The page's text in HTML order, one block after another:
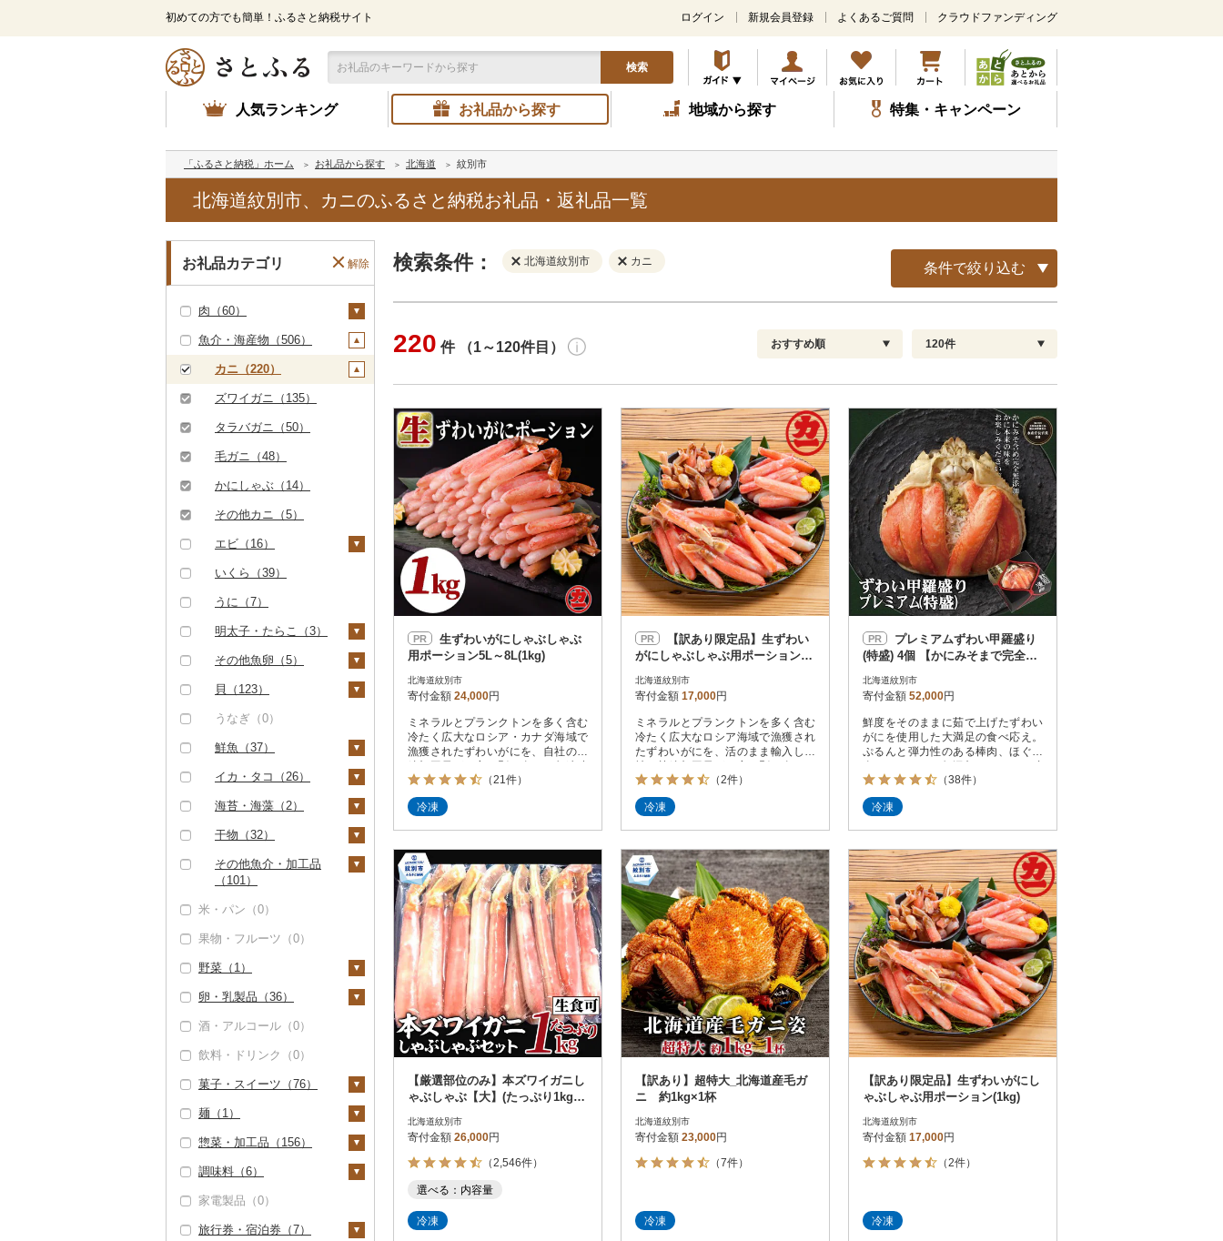
初めての方でも簡単！ふるさと納税サイト
メ
ン
コ
ン
テ
ツ
ッ
ログイン 新規会員登録 よくあるご質問 クラウドファンディング
検索
人気ランキング お礼品から探す 地域から探す 特集・キャンペーン
「ふるさと納税」ホーム お礼品から探す 北海道 紋別市
北海道紋別市、カニのふるさと納税お礼品・返礼品一覧
お礼品カテゴリ 解除
肉（60）
牛肉（精肉）（15）
ステーキ（4）
すき焼き（0）
しゃぶしゃぶ（0）
焼肉（7）
牛タン（1）
和牛（2）
黒毛和牛（0）
白老牛（0）
仙台牛（0）
米沢牛（0）
山形牛（0）
常陸牛（0）
上州牛（0）
飛騨牛（0）
近江牛（0）
神戸牛・神戸ビーフ
土佐あかうし（0）
佐賀牛（0）
長崎和牛（0）
あか牛（0）
宮崎牛（0）
その他牛肉（精肉）
牛肉（加工品）（2
0）
（0）
その他牛肉（加工品）
（3）
8）
ハンバーグ（8）
もつ鍋（0）
ハム（0）
ソーセージ・ウインナ
ベーコン・サラミ
（0）
その他豚肉（加工品）
（7）
鶏肉（5）
鶏肉（精肉）（0）
ハム・ソーセージ
中津からあげ（0）
水炊き（0）
地鶏（0）
その他鶏肉（5）
鹿肉（0）
馬肉（0）
羊肉・ラム肉（ジンギ
鴨肉（0）
猪肉（0）
その他肉・加工品
（6）
魚介・海産物（506）
カニ（220）
ズワイガニ（135）
タラバガニ（50）
毛ガニ（48）
かにしゃぶ（14）
その他カニ（5）
エビ（16）
甘エビ（4）
ボタンエビ（6）
伊勢海老（0）
その他エビ（7）
いくら（39）
うに（7）
明太子・たらこ（3）
明太子（0）
たらこ（3）
その他魚卵（5）
数の子（2）
からすみ（0）
キャビア（0）
その他魚卵（3）
貝（123）
帆立（ホタテ）（11
サザエ（0）
はまぐり（0）
その他貝（1）
うなぎ（0）
鮮魚（37）
鮭・サーモン（24）
マグロ（0）
イワシ（1）
カツオ（0）
イカ・タコ（26）
イカ（11）
タコ（19）
海苔・海藻（2）
海苔（0）
わかめ（0）
（2）
干物（32）
ししゃも（1）
その他魚介・加工品
（101）
しらす・ちりめん
（24）
その他魚介・加工品
米・パン（0）
果物・フルーツ（0）
野菜（1）
いも（0）
トマト（0）
玉ねぎ（0）
ねぎ（0）
とうもろこし（0）
根菜（0）
アスパラガス（0）
豆（0）
きのこ（0）
卵・乳製品（36）
卵（0）
チーズ（3）
ヨーグルト（0）
牛乳（1）
バター（14）
その他乳製品（19）
酒・アルコール（0）
飲料・ドリンク（0）
菓子・スイーツ（76）
ケーキ（30）
クッキー（5）
焼き菓子（9）
プリン（2）
ゼリー（0）
麺（1）
ラーメン（1）
うどん（0）
そば（0）
パスタ（0）
惣菜・加工品（156）
惣菜（38）
餃子（0）
シュウマイ（7）
カレー・シチュー
調味料（6）
砂糖（0）
塩（0）
家電製品（0）
旅行券・宿泊券（7）
検索条件： 北海道紋別市 カニ 条件で絞り込む
円
決済方法 解除
PayPay
クレジットカード決済
Amazon Pay
楽天ペイ
メルペイ
コンビニ支払い
ソフトバンクまとめて支払い
d払い
金融機関(Pay-easy決済)
解除
発送種別 解除
通常
冷蔵便
冷凍便
配送指定 解除
お届け日時指定可
お届け時間帯指定可
発送される月指定可
その他 解除
さとふる限定のお礼品
定期便
さとふるアプリdeワンストップ申請
対象
結果を見る（220件）
220 件 （1～120件目） おすすめ順
新着順
レビュー件数順
レビュー評価順
寄付金額が高い順
寄付金額が低い順
120件
60
120
PR
用ポーション5L～8L(1kg)
北海道紋別市
寄付金額 24,000円
ミネラルとプランクトンを多く含む
冷たく広大なロシア・カナダ海域で
漁獲されたずわいがにを、自社の熟
結した後、大型サイズのみ選別しま
した。サッと火を通してポン酢で食
すのがおすすめです。その他、チャ
解凍後に時間を置くと黒く変色しや
すいので、半解凍で調理してくださ
い。
（21件）
冷凍
PR
がにしゃぶしゃぶ用ポーション(1
kg)
北海道紋別市
寄付金額 17,000円
ミネラルとプランクトンを多く含む
冷たく広大なロシア海域で漁獲され
たずわいがにを、活のまま輸入し自
急速凍結しました。剥き身工程中に
欠けたり折れたりした物や、極端に
小さなかに脚が入っていますが品質
ョなどにもぴったりです。※1kgで
約60本~100本の脚が入っています。
欠けや折れ規格も入っております。
（2件）
冷凍
PR
(特盛) 4個 【かにみそまで完全無
添加】【化粧箱入り】|かに ずわ
いがに
北海道紋別市
寄付金額 52,000円
鮮度をそのままに茹で上げたずわい
がにを使用した大満足の食べ応え。
ぷるんと弾力性のある棒肉、ほぐし
わえる、かに本来のおいしさを余す
ところなくお楽しみいただけます。
※冷蔵庫内で自然解凍にてお召し上
（38件）
冷凍
【厳選部位のみ】本ズワイガニし
ゃぶしゃぶ【大】(たっぷり1kg)|
北海道紋別市
寄付金額 26,000円
（2,546件）
選べる：内容量
冷凍
【訳あり】超特大_北海道産毛ガ
ニ 約1kg×1杯
北海道紋別市
寄付金額 23,000円
（7件）
冷凍
【訳あり限定品】生ずわいがにし
ゃぶしゃぶ用ポーション(1kg)
北海道紋別市
寄付金額 17,000円
（2件）
冷凍